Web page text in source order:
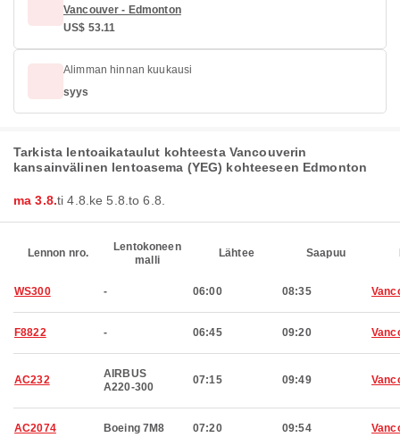
Vancouver - Edmonton
US$ 53.11
Alimman hinnan kuukausi
syys
Tarkista lentoaikataulut kohteesta Vancouverin
kansainvälinen lentoasema (YEG) kohteeseen Edmonton
ma 3.8.ti 4.8. ke 5.8. to 6.8.
Lennon nro.
Lentokoneen
malli
Lähtee Saapuu
WS300 - 06:00 08:35
F8822 - 06:45 09:20
AC232
AIRBUS
A220-300
07:15 09:49
AC2074 Boeing 7M8 07:20 09:54